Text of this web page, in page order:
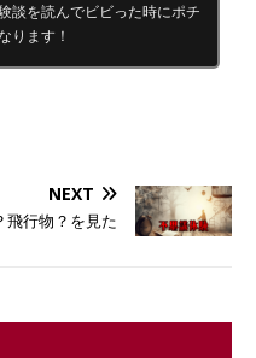
談を読んでビビった時にポチ
ります！
NEXT
飛行物？を見た